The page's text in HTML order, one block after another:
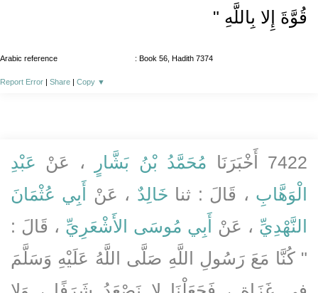
قُوَّةَ إِلا بِاللَّهِ "
Arabic reference : Book 56, Hadith 7374
Report Error | Share | Copy ▼
7422 أَخْبَرَنَا مُحَمَّدُ بْنُ بَشَّارٍ ، عَنْ عَبْدِ
الْوَهَّابِ ، قَالَ : ثنا خَالِدٌ ، عَنْ أَبِي عُثْمَانَ
النَّهْدِيِّ ، عَنْ أَبِي مُوسَى الأَشْعَرِيِّ ، قَالَ :
" كُنَّا مَعَ رَسُولِ اللَّهِ صَلَّى اللَّهُ عَلَيْهِ وَسَلَّمَ